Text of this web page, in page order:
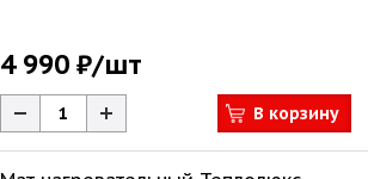
4 990 ₽/шт
В корзину